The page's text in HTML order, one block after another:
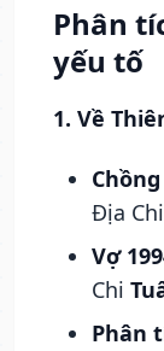
Phân
yếu tố
1. Về
Địa Chi
Vợ
Chi
Phân